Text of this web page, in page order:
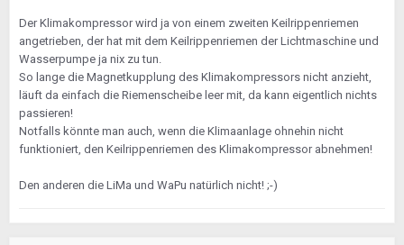
Der Klimakompressor wird ja von einem zweiten Keilrippenriemen
angetrieben, der hat mit dem Keilrippenriemen der Lichtmaschine und
Wasserpumpe ja nix zu tun.
So lange die Magnetkupplung des Klimakompressors nicht anzieht,
läuft da einfach die Riemenscheibe leer mit, da kann eigentlich nichts
passieren!
Notfalls könnte man auch, wenn die Klimaanlage ohnehin nicht
funktioniert, den Keilrippenriemen des Klimakompressor abnehmen!
Den anderen die LiMa und WaPu natürlich nicht! ;-)